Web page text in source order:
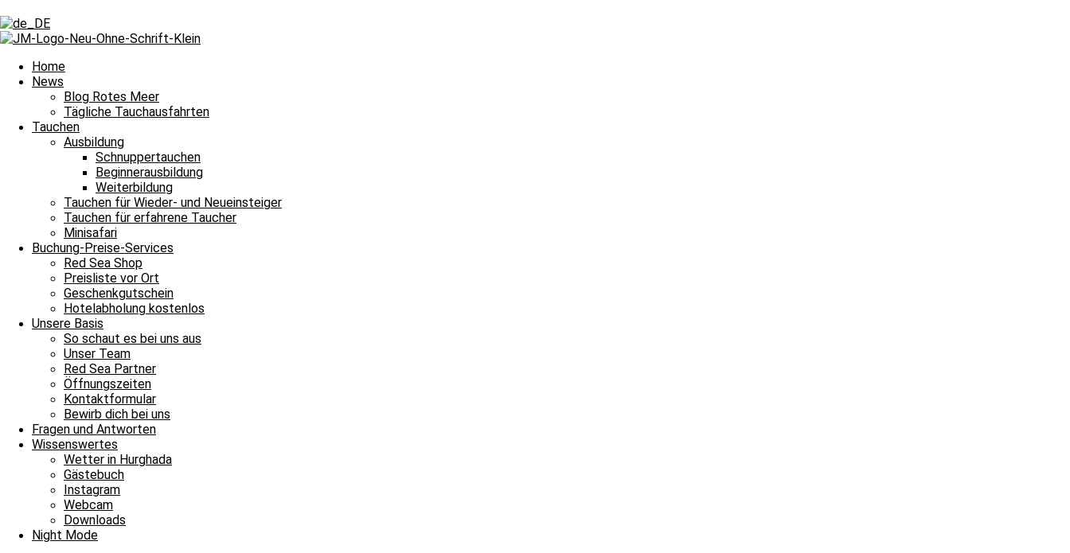
Home
News
Blog Rotes Meer
Tägliche Tauchausfahrten
Tauchen
Ausbildung
Schnuppertauchen
Beginnerausbildung
Weiterbildung
Tauchen für Wieder- und Neueinsteiger
Tauchen für erfahrene Taucher
Minisafari
Buchung-Preise-Services
Red Sea Shop
Preisliste vor Ort
Geschenkgutschein
Hotelabholung kostenlos
Unsere Basis
So schaut es bei uns aus
Unser Team
Red Sea Partner
Öffnungszeiten
Kontaktformular
Bewirb dich bei uns
Fragen und Antworten
Wissenswertes
Wetter in Hurghada
Gästebuch
Instagram
Webcam
Downloads
Night Mode
Schlagwort: Teppich-Krokodilfisch
Schlagwort: Teppich-Krokodilfisch
Tägliche Tauchausfahrten
Nass. Nett. Notwendig. Unbedingt.
Bitte einmal aktualisieren, um den Inhalt richtig anzuzeigen Nass. Nett. Notwendig. Unbedingt und damit heißt es: Leinen los für unsere
Weiterlesen »
7. August 2026Keine Kommentare
Tägliche Tauchausfahrten
Unterwasser-Yoga vom Feinsten
Bitte einmal aktualisieren, um den Inhalt richtig anzuzeigen Unterwasser-Yoga vom Feinsten und damit heißt es: Leinen los für unsere täglichen
Weiterlesen »
26. Juli 2026Keine Kommentare
Tägliche Tauchausfahrten
Willkommen im Fischkino
Bitte einmal aktualisieren, um den Inhalt richtig anzuzeigen Willkommen im Fischkino und damit heißt es: Leinen los für unsere täglichen
Weiterlesen »
12. Juli 2026Keine Kommentare
Tägliche Tauchausfahrten
Die Suche nach Atlantika